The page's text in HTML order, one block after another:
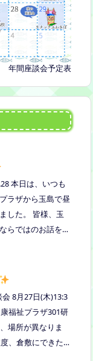
年間座談会予定表
本日は、いつも
ラザから玉島で昼
した。 皆様、玉
らではのお話をし
んに来てもら
ださい
会 8月27日(木)13:3
福祉プラザ301研
場所が異なりま
、倉敷にできた通